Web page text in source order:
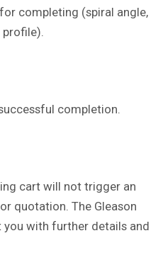
completing (spiral angle,
completion.
cart will not trigger an
quotation. The Gleason
with further details and